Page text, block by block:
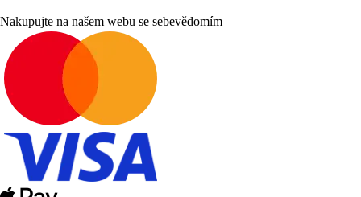
Nakupujte na našem webu se sebevědomím